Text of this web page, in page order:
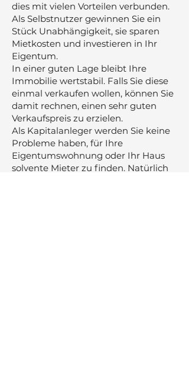
dies mit vielen Vorteilen verbunden.
Als Selbstnutzer gewinnen Sie ein
Stück Unabhängigkeit, sie sparen
Mietkosten und investieren in Ihr
Eigentum.
In einer guten Lage bleibt Ihre
Immobilie wertstabil. Falls Sie diese
einmal verkaufen wollen, können Sie
damit rechnen, einen sehr guten
Verkaufspreis zu erzielen.
Als Kapitalanleger werden Sie keine
Probleme haben, für Ihre
Eigentumswohnung oder Ihr Haus
solvente Mieter zu finden. Natürlich